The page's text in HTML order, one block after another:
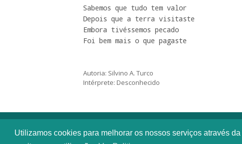
Utilizamos cookies para melhorar os nossos serviços através
Sabemos que tudo tem valor
Depois que a terra visitaste
Embora tivéssemos pecado
Foi bem mais o que pagaste
Autoria: Silvino A. Turco
Intérprete: Desconhecido